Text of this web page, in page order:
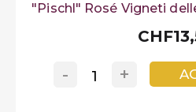
"Pischl" Rosé Vigneti
+
-